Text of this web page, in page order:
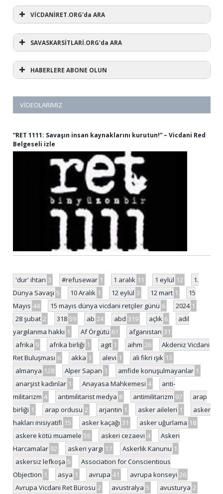
VİCDANİRET.ORG'da ARA
SAVASKARSİTLARİ.ORG'da ARA
HABERLERE ABONE OLUN
VIDEOLARIMIZ
“RET 1111: Savaşın insan kaynaklarını kurutun!” – Vicdani Red
Belgeseli izle
'dur' ihtarı 3 #refusewar 1 1 aralık 11 1 eylül 12
1.
Dünya Savaşı 5 10 Aralık 1 12 eylül 3 12 mart 1
15
Mayıs 44 15 mayıs dünya vicdani retçiler günü 6 2024 1
28 şubat 2 318 59 ab 24 abd 319 açlık 6
adil
yargılanma hakkı 1 Af Örgütü 61 afganistan 31
afrika 9 afrika birliği 1 agit 1 aihm 26
Akdeniz Vicdani
Ret Buluşması 6 akka 1 alevi 1 ali fikri ışık 13
almanya 128 Alper Sapan 1 amfide konuşulmayanlar 1
anarşist kadınlar 1 Anayasa Mahkemesi 4
anti-
militarizm 4 antimilitarist medya 8 antimilitarizm 97
arap
birliği 1 arap ordusu 2 arjantin 1 asker aileleri 1
asker
hakları inisiyatifi 15 asker kaçağı 31 asker uğurlama 18
askere kötü muamele 55 askeri cezaevi 4
Askeri
Harcamalar 92 askeri yargı 17 Askerlik Kanunu 1
askersiz lefkoşa 5
Association for Conscientious
Objection 1 asya 1 avrupa 41 avrupa konseyi 26
Avrupa Vicdani Ret Bürosu 2 avustralya 5 avusturya 2